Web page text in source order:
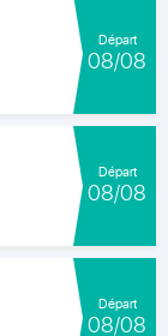
Départ
08/08
Départ
08/08
Départ
08/08